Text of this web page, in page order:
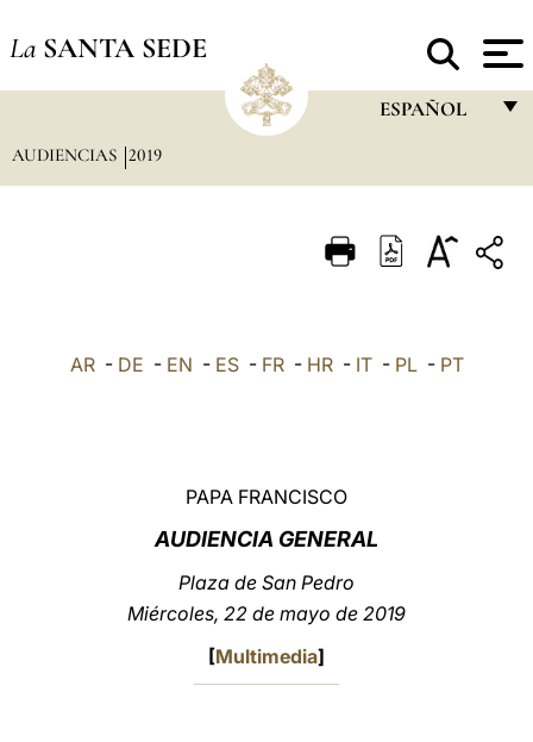
La SANTA SEDE
ESPAÑOL
ITALIANO
AUDIENCIAS 2019
AR- DE - EN - ES- FR- HR- IT- PL- PT
PAPA FRANCISCO
AUDIENCIA GENERAL
Plaza de San Pedro
Miércoles, 22 de mayo de 2019
[Multimedia]